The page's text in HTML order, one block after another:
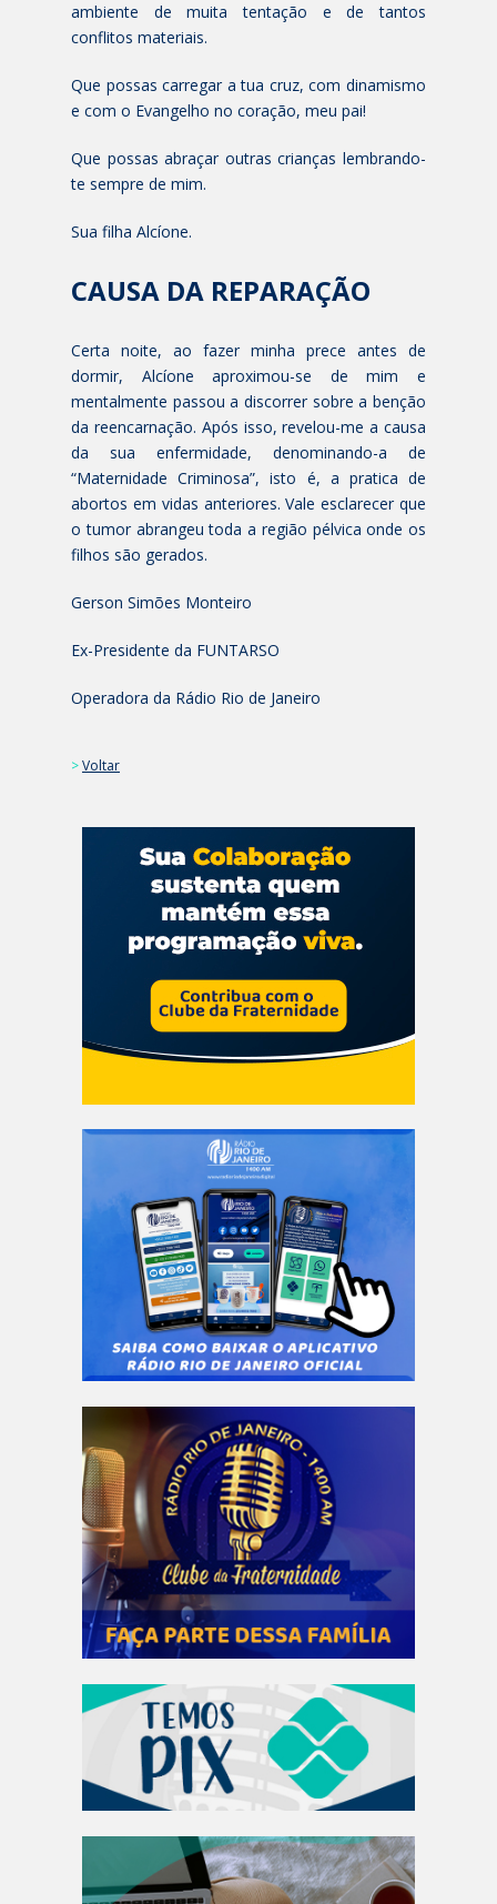
ambiente de muita tentação e de tantos
conflitos materiais.
Que possas carregar a tua cruz, com dinamismo
e com o Evangelho no coração, meu pai!
Que possas abraçar outras crianças lembrando-
te sempre de mim.
Sua filha Alcíone.
CAUSA DA REPARAÇÃO
Certa noite, ao fazer minha prece antes de
dormir, Alcíone aproximou-se de mim e
mentalmente passou a discorrer sobre a benção
da reencarnação. Após isso, revelou-me a causa
da sua enfermidade, denominando-a de
“Maternidade Criminosa”, isto é, a pratica de
abortos em vidas anteriores. Vale esclarecer que
o tumor abrangeu toda a região pélvica onde os
filhos são gerados.
Gerson Simões Monteiro
Ex-Presidente da FUNTARSO
Operadora da Rádio Rio de Janeiro
>Voltar